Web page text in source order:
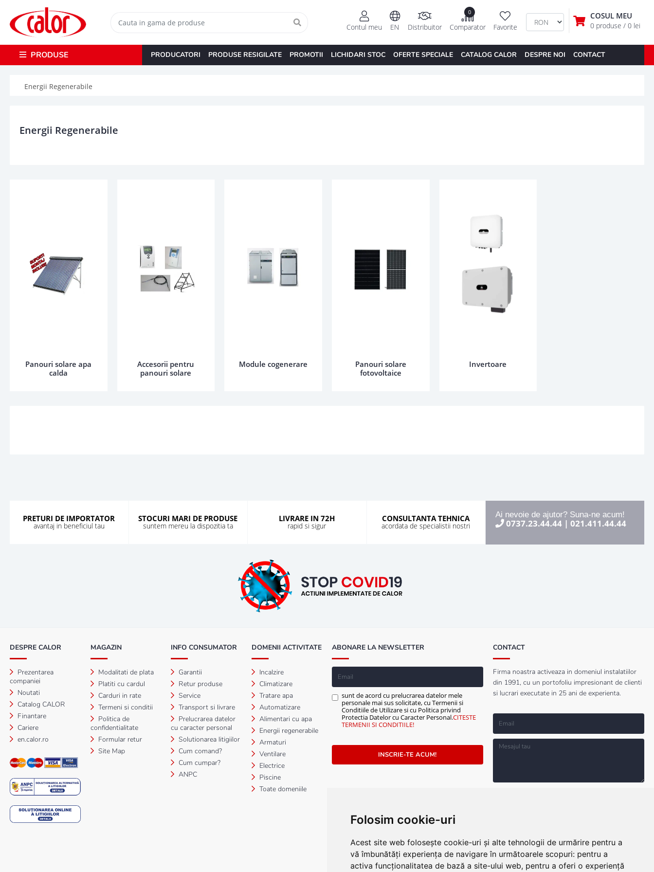
Folosim cookie-uri
Acest site web folosește cookie-uri și alte tehnologii de urmărire pentru a
vă îmbunătăți experiența de navigare în următoarele scopuri: pentru a
activa funcționalitatea de bază a site-ului web, pentru a oferi o experiență
COSUL MEU
0 produse / 0 lei
Favorite
0
Comparator
Distribuitor
EN
Contul meu
PRODUSE PRODUCATORI PRODUSE RESIGILATE PROMOTII LICHIDARI STOC OFERTE SPECIALE CATALOG CALOR DESPRE NOI CONTACT
Energii Regenerabile
Energii Regenerabile
Panouri solare apa
calda
Accesorii pentru
panouri solare
Module cogenerare
Panouri solare
fotovoltaice
Invertoare
PRETURI DE IMPORTATOR
avantaj in beneficiul tau
STOCURI MARI DE PRODUSE
suntem mereu la dispozitia ta
LIVRARE IN 72H
rapid si sigur
CONSULTANTA TEHNICA
acordata de specialistii nostri
Ai nevoie de ajutor? Suna-ne acum!
0737.23.44.44 | 021.411.44.44
DESPRE CALOR
Prezentarea
companiei
Noutati
Catalog CALOR
Finantare
Cariere
en.calor.ro
MAGAZIN
Modalitati de plata
Platiti cu cardul
Carduri in rate
Termeni si conditii
Politica de
confidentialitate
Formular retur
Site Map
INFO CONSUMATOR
Garantii
Retur produse
Service
Transport si livrare
Prelucrarea datelor
cu caracter personal
Solutionarea litigiilor
Cum comand?
Cum cumpar?
ANPC
DOMENII ACTIVITATE
Incalzire
Climatizare
Tratare apa
Automatizare
Alimentari cu apa
Energii regenerabile
Armaturi
Ventilare
Electrice
Piscine
Toate domeniile
ABONARE LA NEWSLETTER
sunt de acord cu prelucrarea datelor mele
personale mai sus solicitate, cu Termenii si
Conditiile de Utilizare si cu Politica privind
Protectia Datelor cu Caracter Personal.CITESTE
TERMENII SI CONDITIILE!
INSCRIE-TE ACUM!
CONTACT
Firma noastra activeaza in domeniul instalatiilor
din 1991, cu un portofoliu impresionant de clienti
si lucrari executate in 25 ani de experienta.
TRIMITE MESAJ